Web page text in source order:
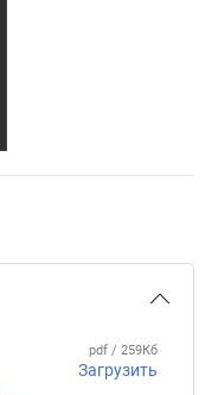
pdf / 259Кб
Загрузить